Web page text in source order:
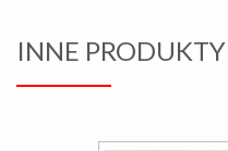
INNE